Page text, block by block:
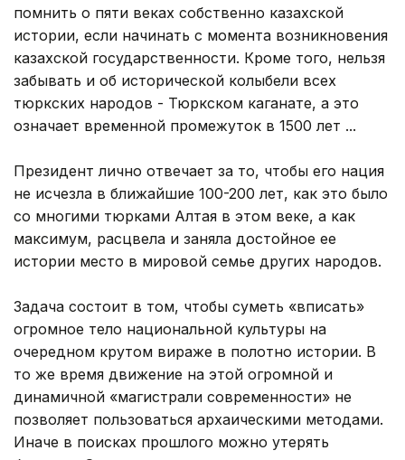
помнить о пяти веках собственно казахской
истории, если начинать с момента возникновения
казахской государственности. Кроме того, нельзя
забывать и об исторической колыбели всех
тюркских народов - Тюркском каганате, а это
означает временной промежуток в 1500 лет ...
Президент лично отвечает за то, чтобы его нация
не исчезла в ближайшие 100-200 лет, как это было
со многими тюрками Алтая в этом веке, а как
максимум, расцвела и заняла достойное ее
истории место в мировой семье других народов.
Задача состоит в том, чтобы суметь «вписать»
огромное тело национальной культуры на
очередном крутом вираже в полотно истории. В
то же время движение на этой огромной и
динамичной «магистрали современности» не
позволяет пользоваться архаическими методами.
Иначе в поисках прошлого можно утерять